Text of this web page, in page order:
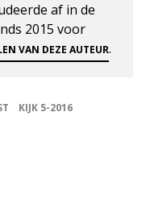
af in de
2015 voor
VAN DEZE AUTEUR.
KIJK 5-2016